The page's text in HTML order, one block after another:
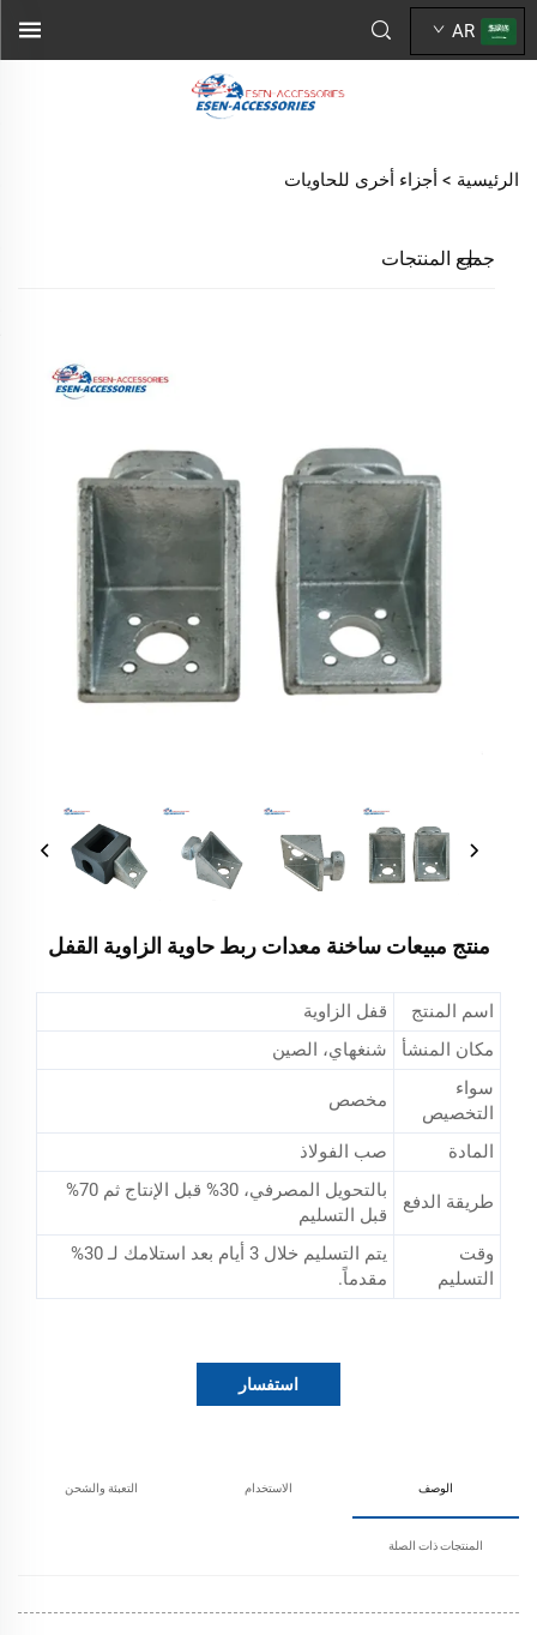
AR
الرئيسية > أجزاء أخرى للحاويات
جميع المنتجات
منتج مبيعات ساخنة معدات ربط حاوية الزاوية القفل
اسم المنتج
قفل الزاوية
مكان المنشأ
شنغهاي، الصين
سواء
التخصيص
مخصص
المادة صب الفولاذ
طريقة الدفع
بالتحويل المصرفي، 30% قبل الإنتاج ثم 70%
قبل التسليم
وقت
التسليم
يتم التسليم خلال 3 أيام بعد استلامك لـ 30%
مقدماً.
استفسار
الوصف الاستخدام التعبئة والشحن
المنتجات ذات الصلة